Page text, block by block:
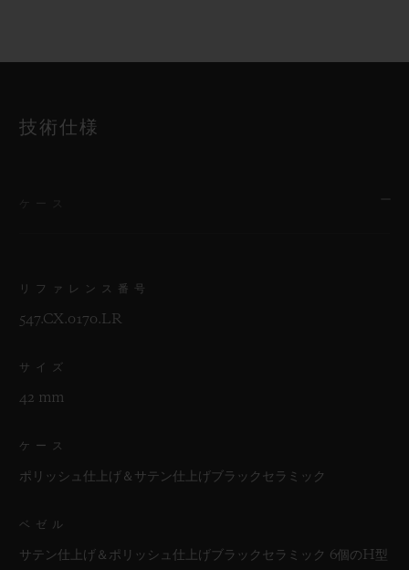
技術仕様
リファレンス番号
547.CX.0170.LR
サイズ
42 mm
ケース
ポリッシュ仕上げ＆サテン仕上げブラックセラミック
ベゼル
サテン仕上げ＆ポリッシュ仕上げブラックセラミック 6個のH型